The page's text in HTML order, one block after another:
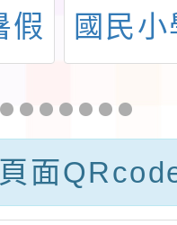
假
進
爸
國
國民
能音
生簡
年度
術才
頁面